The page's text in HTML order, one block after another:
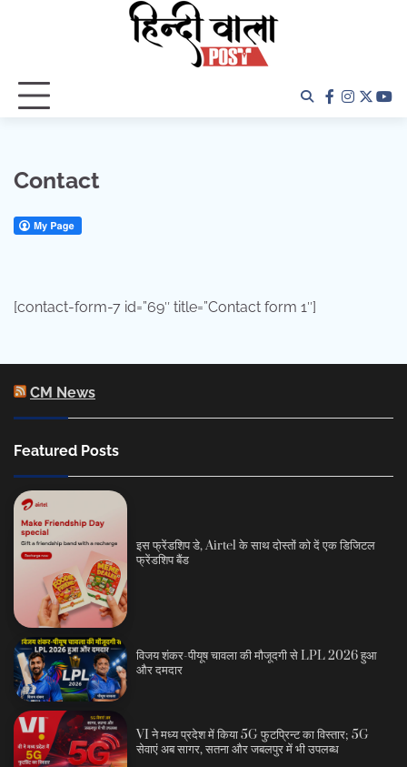
facebook
twitter
Contact
[contact-form-7 id=”69″ title=”Contact form 1″]
CM News
Featured Posts
इस फ्रेंडशिप डे, Airtel के साथ दोस्तों को दें एक डिजिटल
फ्रेंडशिप बैंड
विजय शंकर-पीयूष चावला की मौजूदगी से LPL 2026 हुआ
और दमदार
VI ने मध्य प्रदेश में किया 5G फुटप्रिन्ट का विस्तार; 5G
सेवाएं अब सागर, सतना और जबलपुर में भी उपलब्ध